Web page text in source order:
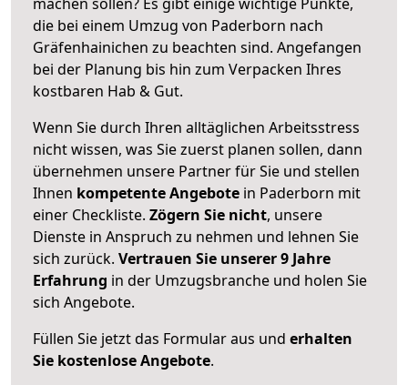
die bei einem Umzug von Paderborn nach
Gräfenhainichen zu beachten sind. Angefangen
bei der Planung bis hin zum Verpacken Ihres
kostbaren Hab & Gut.
Wenn Sie durch Ihren alltäglichen Arbeitsstress
nicht wissen, was Sie zuerst planen sollen, dann
übernehmen unsere Partner für Sie und stellen
Ihnen kompetente Angebote in Paderborn mit
einer Checkliste. Zögern Sie nicht, unsere
Dienste in Anspruch zu nehmen und lehnen Sie
sich zurück. Vertrauen Sie unserer 9 Jahre
Erfahrung in der Umzugsbranche und holen Sie
sich Angebote.
Füllen Sie jetzt das Formular aus und erhalten
Sie kostenlose Angebote.